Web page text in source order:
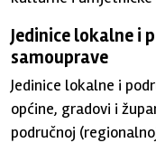
Jedinice lokalne i
samouprave
Jedinice lokalne i
općine, gradovi i
područnoj